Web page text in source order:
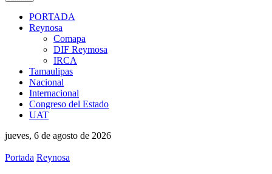
PORTADA
Reynosa
Comapa
DIF Reymosa
IRCA
Tamaulipas
Nacional
Internacional
Congreso del Estado
UAT
jueves, 6 de agosto de 2026
Portada Reynosa